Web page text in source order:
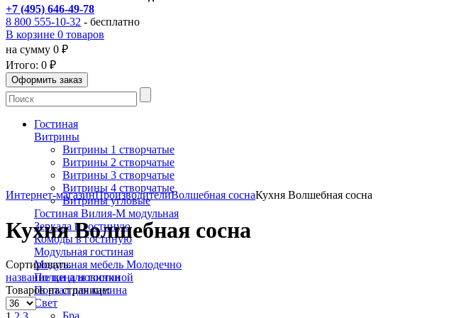
+7 (495) 646-49-78
8 800 555-10-32 - бесплатно
В корзине 0 товаров
на сумму 0 ₽
Итого: 0 ₽
Гостиная
Витрины
Витрины 1 створчатые
Витрины 2 створчатые
Витрины 3 створчатые
Витрины 4 створчатые
Витрины угловые
Гостиная Вилия-М модульная
Зеркала в гостиную
Комоды в гостиную
Модульная гостиная
Модульная мебель Молодечно
Полки для гостиной
Портал для камина
Свет
Интернет-магазинПроизводителиВолшебная соснаКухня Волшебная сосна
Кухня Волшебная сосна
Сортировать:
название цена новинки
Товаров на странице: